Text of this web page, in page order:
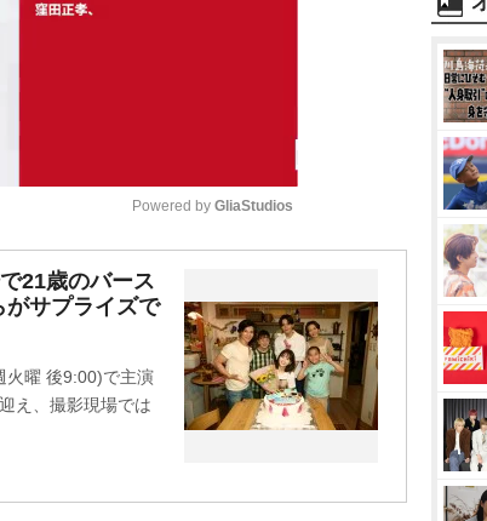
u
t
e
Powered by GliaStudios
21歳のバース
がサプライズで
火曜 後9:00)で主演
え、撮影現場では